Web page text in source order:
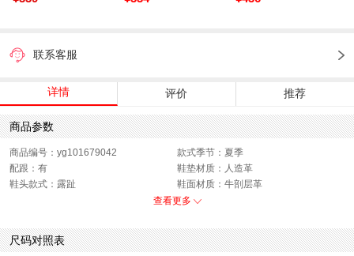
联系客服
详情 评价 推荐
商品参数
商品编号：yg101679042
款式季节：夏季
配跟：有
鞋垫材质：人造革
鞋头款式：露趾
鞋面材质：牛剖层革
参考鞋长(女)：24.5CM
鞋跟形状：粗跟
性别：女子
皮质特征：软面皮
上市时间：2026年夏季
查看更多
尺码对照表